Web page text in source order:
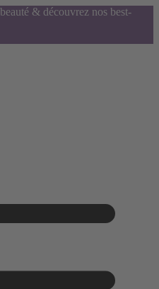
& découvrez nos best-